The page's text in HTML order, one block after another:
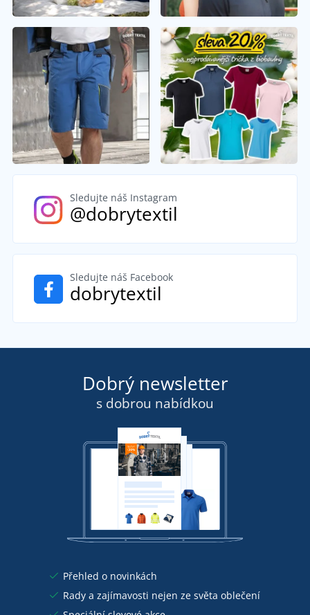
Sledujte náš Instagram
@dobrytextil
Sledujte náš Facebook
dobrytextil
Dobrý newsletter
s dobrou nabídkou
Přehled o novinkách
Rady a zajímavosti nejen ze světa oblečení